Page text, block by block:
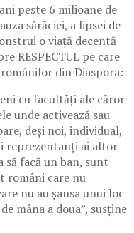
peste 6 milioane de
sărăciei, a lipsei de
o viață decentă
RESPECTUL pe care
din Diaspora:
cu facultăți ale căror
unde activează sau
deși noi, individual,
reprezentanți ai altor
facă un ban, sunt
români care nu
nu au șansa unui loc
mâna a doua”, susține